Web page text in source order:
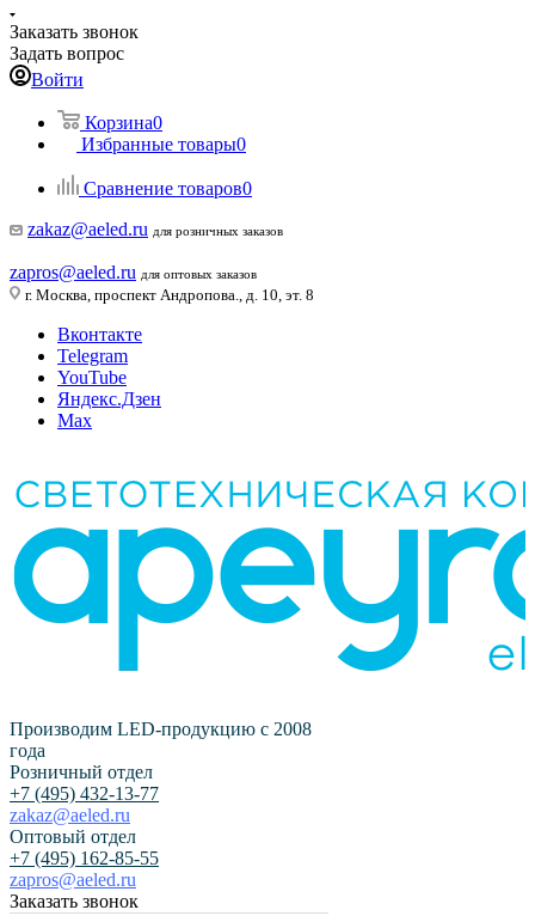
Заказать звонок
Задать вопрос
Войти
Корзина0
Избранные товары0
Сравнение товаров0
zakaz@aeled.ru для розничных заказов
zapros@aeled.ru для оптовых заказов
г. Москва, проспект Андропова., д. 10, эт. 8
Вконтакте
Telegram
YouTube
Яндекс.Дзен
Max
Производим LED-продукцию с 2008
года
Розничный отдел
+7 (495) 432-13-77
zakaz@aeled.ru
Оптовый отдел
+7 (495) 162-85-55
zapros@aeled.ru
Заказать звонок